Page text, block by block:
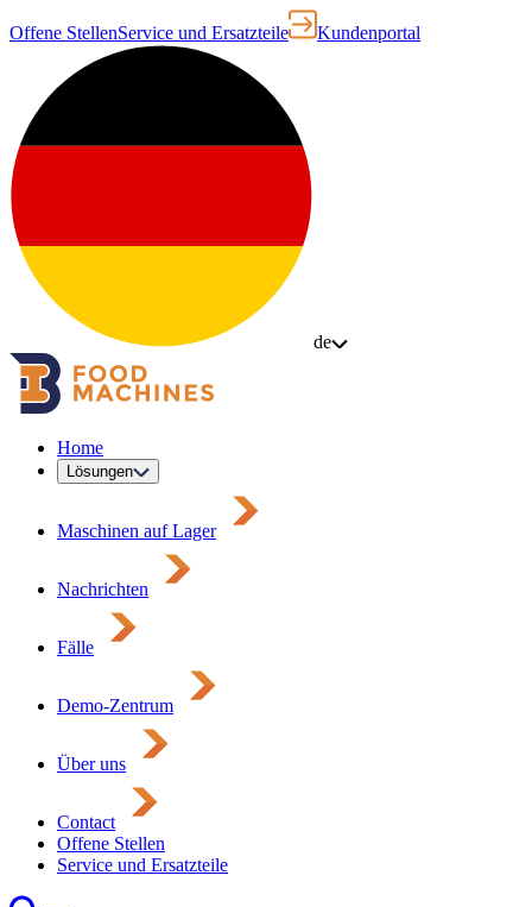
Offene StellenService und Ersatzteile Kundenportal
de
Home
Lösungen
Maschinen auf Lager
Nachrichten
Fälle
Demo-Zentrum
Über uns
Contact
Offene Stellen
Service und Ersatzteile